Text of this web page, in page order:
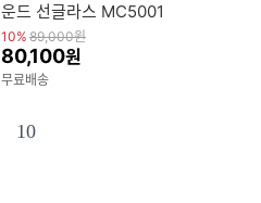
운드 선글라스 MC5001
10% 89,000원
80,100원
무료배송
10